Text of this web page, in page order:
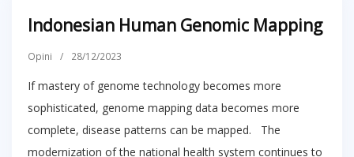
Indonesian Human Genomic Mapping
Opini / 28/12/2023
If mastery of genome technology becomes more
sophisticated, genome mapping data becomes more
complete, disease patterns can be mapped. The
modernization of the national health system continues to